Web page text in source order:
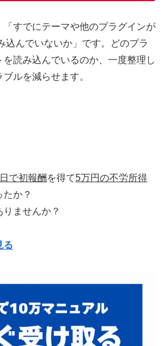
すでにテーマや他のプラグインが
込んでいないか」です。どのプラ
読み込んでいるのか、一度整理し
ルを減らせます。
で初報酬 を得て5万円の不労所得
か？
ませんか？
る